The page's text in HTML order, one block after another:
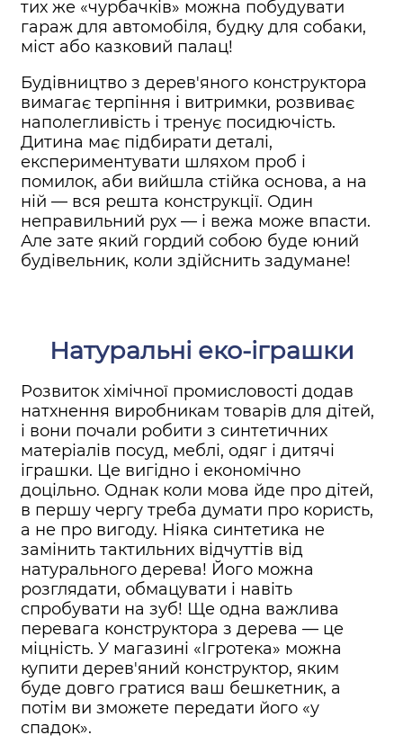
тих же «чурбачків» можна побудувати
гараж для автомобіля, будку для собаки,
міст або казковий палац!
Будівництво з дерев'яного конструктора
вимагає терпіння і витримки, розвиває
наполегливість і тренує посидючість.
Дитина має підбирати деталі,
експериментувати шляхом проб і
помилок, аби вийшла стійка основа, а на
ній — вся решта конструкції. Один
неправильний рух — і вежа може впасти.
Але зате який гордий собою буде юний
будівельник, коли здійснить задумане!
Натуральні еко-іграшки
Розвиток хімічної промисловості додав
натхнення виробникам товарів для дітей,
і вони почали робити з синтетичних
матеріалів посуд, меблі, одяг і дитячі
іграшки. Це вигідно і економічно
доцільно. Однак коли мова йде про дітей,
в першу чергу треба думати про користь,
а не про вигоду. Ніяка синтетика не
замінить тактильних відчуттів від
натурального дерева! Його можна
розглядати, обмацувати і навіть
спробувати на зуб! Ще одна важлива
перевага конструктора з дерева — це
міцність. У магазині «Ігротека» можна
купити дерев'яний конструктор, яким
буде довго гратися ваш бешкетник, а
потім ви зможете передати його «у
спадок».